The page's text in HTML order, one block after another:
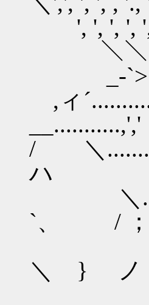
', ', ', ',
＼＼＼
_-`>
,ィ
/ ＼
ハ ﾄ
＼
`、 / ；
＼ }